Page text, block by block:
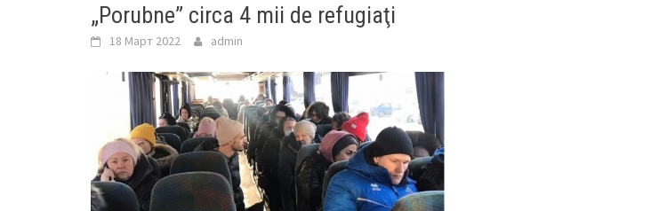
„Porubne” circa 4 mii de refugiaţi
18 Март 2022 admin